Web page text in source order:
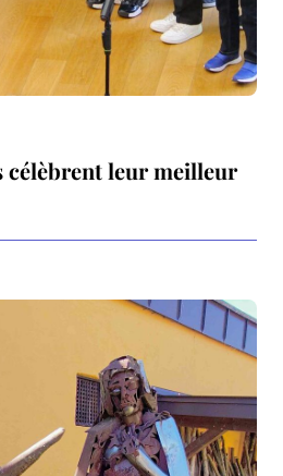
célèbrent leur meilleur